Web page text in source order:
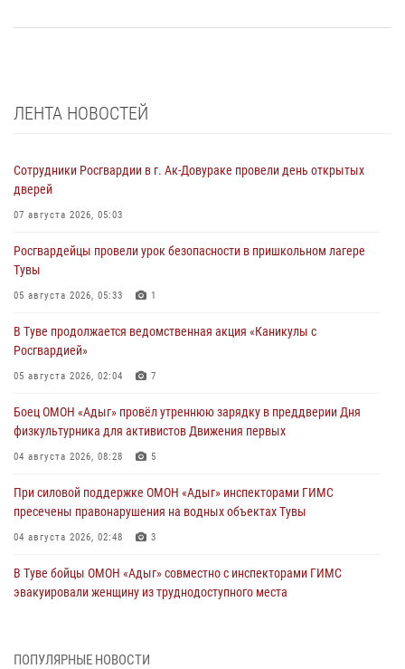
ЛЕНТА НОВОСТЕЙ
Сотрудники Росгвардии в г. Ак-Довураке провели день открытых
дверей
07 августа 2026, 05:03
Росгвардейцы провели урок безопасности в пришкольном лагере
Тувы
05 августа 2026, 05:33 1
В Туве продолжается ведомственная акция «Каникулы с
Росгвардией»
05 августа 2026, 02:04 7
Боец ОМОН «Адыг» провёл утреннюю зарядку в преддверии Дня
физкультурника для активистов Движения первых
04 августа 2026, 08:28 5
При силовой поддержке ОМОН «Адыг» инспекторами ГИМС
пресечены правонарушения на водных объектах Тувы
04 августа 2026, 02:48 3
В Туве бойцы ОМОН «Адыг» совместно с инспекторами ГИМС
эвакуировали женщину из труднодоступного места
Росгвардия проверила организацию отдыха детей в детских
ПОПУЛЯРНЫЕ НОВОСТИ